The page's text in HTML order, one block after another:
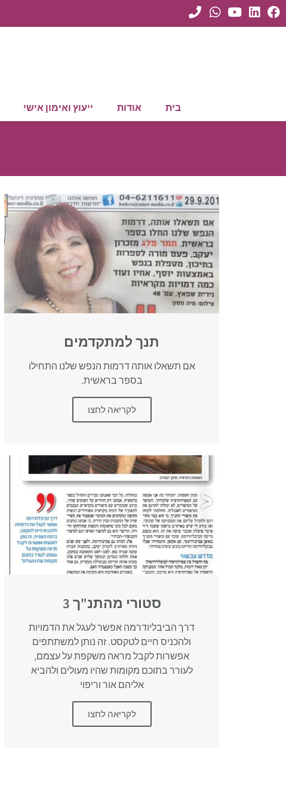
בית אודות ייעוץ ואימון אישי
תנך למתקדמים
אם תשאלו אותה דרמות הנפש שלנו התחילו
בספר בראשית.
לקריאה לחצו
סטורי מהתנ"ך 3
דרך הביבליודרמה אפשר לעגל את הדמויות
ולהכניס חיים לטקסט. זה נותן למשתתפים
אפשרות לקבל מראה משקפת על עצמם,
לעורר בתוכם מקומות שהיו מעולים ולהביא
אליהם אור וריפוי
לקריאה לחצו